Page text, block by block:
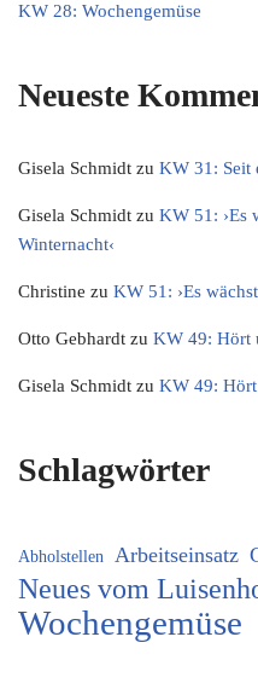
KW 28: Wochengemüse
Neueste
Gisela Schmidt zu KW 31: Seit
Gisela Schmidt zu KW 51: ›Es
Winternacht‹
Christine zu KW 51: ›Es
Otto Gebhardt zu KW 49: Hört
Gisela Schmidt zu KW 49:
Schlagwörter
Abholstellen Arbeitseinsatz
Neues vom
Wochengemüse